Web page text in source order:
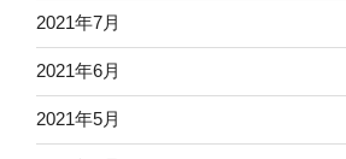
2021年7月
2021年6月
2021年5月